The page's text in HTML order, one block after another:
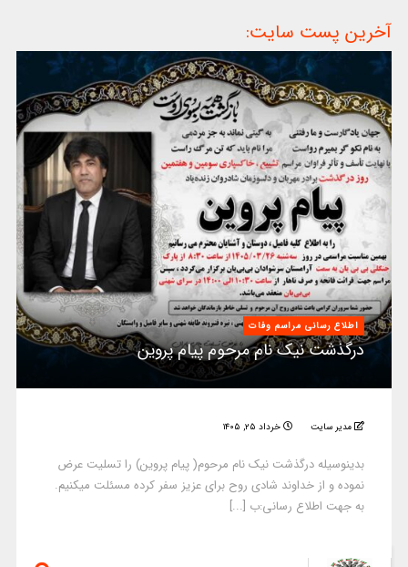
آخرین پست سایت:
اطلاع رسانی مراسم وفات
درگذشت نیک نام مرحوم پیام پروین
مدیر سایت خرداد ۲۵, ۱۴۰۵
بدینوسیله درگذشت نیک نام مرحوم( پیام پروین) را تسلیت عرض
نموده و از خداوند شادی روح برای عزیز سفر کرده مسئلت میکنیم.
به جهت اطلاع رسانی:ب [...]